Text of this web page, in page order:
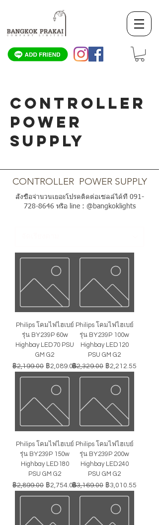
CONTROLLER
POWER
SUPPLY
CONTROLLER POWER SUPPLY
สั่งซื้อจำนวนเยอะโปรดติดต่อเซลล์ได้ที่ 091-
728-8646หรือ line : @bangkoklights
Philips โคมไฟไฮเบย์
รุ่น BY239P 60w
Highbay LED70 PSU
GM G2
ราคาปกติ
฿2,199.00 ราคาขายลด
฿2,089.05
Philips โคมไฟไฮเบย์
รุ่น BY239P 100w
Highbay LED120
PSU GM G2
ราคาปกติ
฿2,329.00 ราคาขายลด
฿2,212.55
Philips โคมไฟไฮเบย์
รุ่น BY239P 150w
Highbay LED180
PSU GM G2
ราคาปกติ
฿2,899.00 ราคาขายลด
฿2,754.05
Philips โคมไฟไฮเบย์
รุ่น BY239P 200w
Highbay LED240
PSU GM G2
ราคาปกติ
฿3,169.00 ราคาขายลด
฿3,010.55